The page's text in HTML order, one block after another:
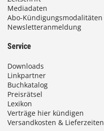
€
Mediadaten
Abo-Kündigungsmodalitäten
Newsletteranmeldung
Service
Downloads
Linkpartner
Buchkatalog
Preisrätsel
Lexikon
Verträge hier kündigen
Versandkosten & Lieferzeiten